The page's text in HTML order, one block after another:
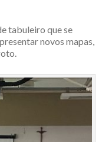
tabuleiro que se
novos mapas,